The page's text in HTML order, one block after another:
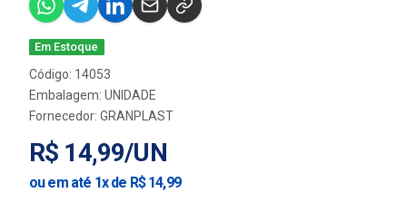
Em Estoque
Código: 14053
Embalagem: UNIDADE
Fornecedor: GRANPLAST
R$ 14,99/UN
ou em até 1x de R$ 14,99